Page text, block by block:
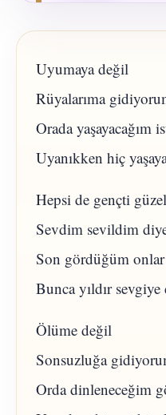
Uyumaya değil
Rüyalarıma
Orada yaşayacağım
Uyanıkken hiç
Hepsi de gençti
Sevdim sevildim
Son gördüğüm
Bunca yıldır sevgiye
Ölüme değil
Sonsuzluğa
Orda dinleneceğim